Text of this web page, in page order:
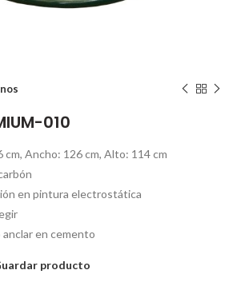
010
cm, Ancho: 126 cm, Alto: 114 cm
en pintura electrostática
en cemento
producto